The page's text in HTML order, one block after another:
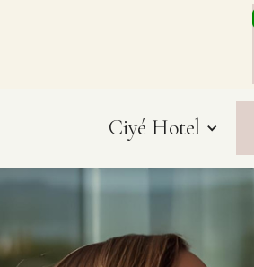
Ciyé Hotel